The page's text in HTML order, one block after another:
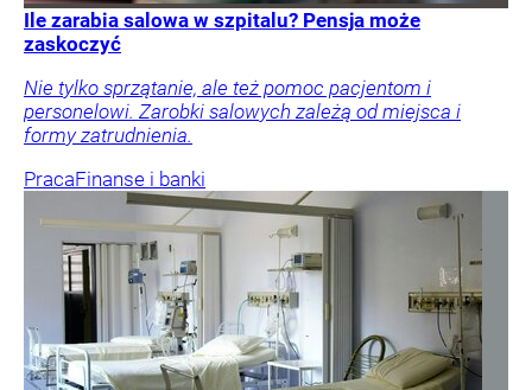
Ile zarabia salowa w szpitalu? Pensja może
zaskoczyć
Nie tylko sprzątanie, ale też pomoc pacjentom i
personelowi. Zarobki salowych zależą od miejsca i
formy zatrudnienia.
PracaFinanse i banki